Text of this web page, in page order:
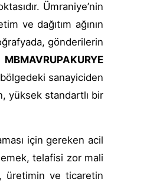
Ümraniye’nin
ve dağıtım ağının
gönderilerin
MBMAVRUPAKURYE
bölgedeki sanayiciden
yüksek standartlı bir
için gereken acil
telafisi zor mali
üretimin ve ticaretin